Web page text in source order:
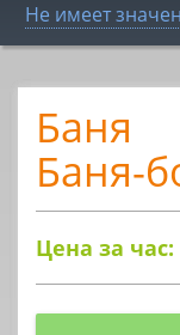
Не имеет
Баня
Баня-
Цена за час: